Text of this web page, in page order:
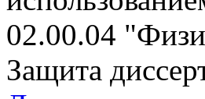
02.00.04
Защита